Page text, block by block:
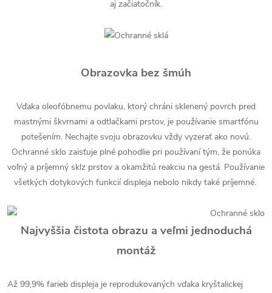
aj začiatočník.
Obrazovka bez šmúh
Vďaka oleofóbnemu povlaku, ktorý chráni sklenený povrch pred
mastnými škvrnami a odtlačkami prstov, je používanie smartfónu
potešením. Nechajte svoju obrazovku vždy vyzerať ako novú.
Ochranné sklo zaisťuje plné pohodlie pri používaní tým, že ponúka
voľný a príjemný sklz prstov a okamžitú reakciu na gestá. Používanie
všetkých dotykových funkcií displeja nebolo nikdy také príjemné.
Najvyššia čistota obrazu a veľmi jednoduchá
montáž
Až 99,9% farieb displeja je reprodukovaných vďaka kryštalickej